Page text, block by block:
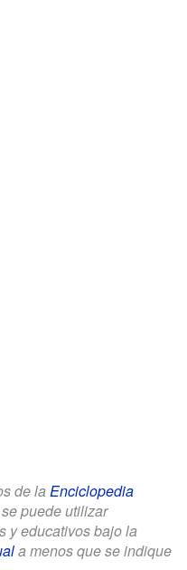
de la Enciclopedia
puede utilizar
y educativos bajo la
a menos que se indique